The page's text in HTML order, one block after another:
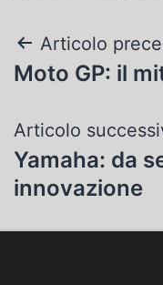
Articolo
Moto GP: il
Articolo
Yamaha: da
innovazione